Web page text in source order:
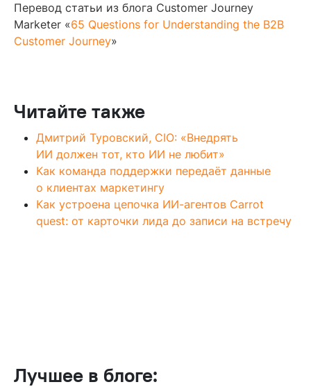
Перевод статьи из блога Customer Journey
Marketer «65 Questions for Understanding the B2B
Customer Journey»
Читайте также
Дмитрий Туровский, CIO: «Внедрять
ИИ должен тот, кто ИИ не любит»
Как команда поддержки передаёт данные
о клиентах маркетингу
Как устроена цепочка ИИ-агентов Carrot
quest: от карточки лида до записи на встречу
Лучшее в блоге: